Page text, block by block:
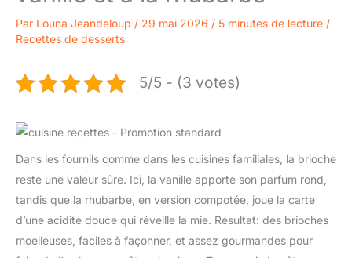
Par Louna Jeandeloup / 29 mai 2026 / 5 minutes de lecture /
Recettes de desserts
5/5 - (3 votes)
Dans les fournils comme dans les cuisines familiales, la brioche
reste une valeur sûre. Ici, la vanille apporte son parfum rond,
tandis que la rhubarbe, en version compotée, joue la carte
d’une acidité douce qui réveille la mie. Résultat: des brioches
moelleuses, faciles à façonner, et assez gourmandes pour